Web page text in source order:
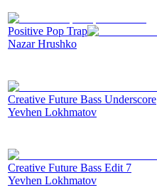
Positive Pop Trap
Nazar Hrushko
Creative Future Bass Underscore
Yevhen Lokhmatov
Creative Future Bass Edit 7
Yevhen Lokhmatov